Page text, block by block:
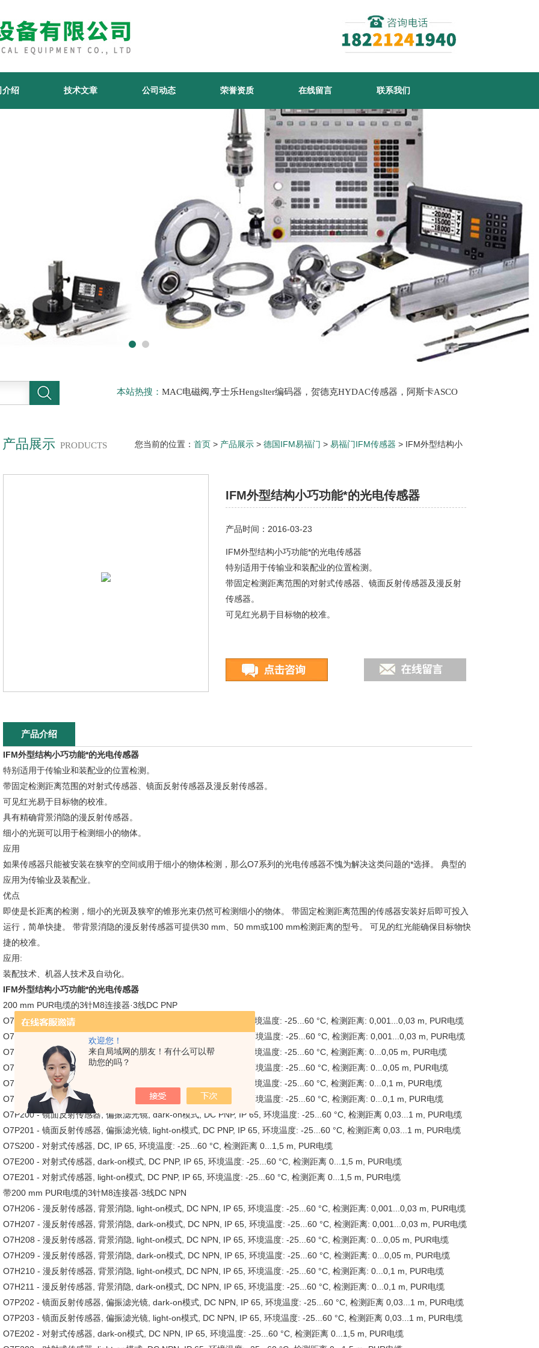
欢迎您！
来自局域网的朋友！有什么可以帮
助您的吗？
介绍 技术文章 公司动态 荣誉资质 在线留言 联系我们
本站热搜： MAC电磁阀,亨士乐Hengslter编码器，贺德克HYDAC传感器，阿斯卡ASCO
产品展示 PRODUCTS 您当前的位置： 首页 > 产品展示 > 德国IFM易福门 > 易福门IFM传感器 > IFM外型结构小
IFM外型结构小巧功能*的光电传感器
产品时间：2016-03-23
IFM外型结构小巧功能*的光电传感器
特别适用于传输业和装配业的位置检测。
带固定检测距离范围的对射式传感器、镜面反射传感器及漫反射
传感器。
可见红光易于目标物的校准。
产品介绍
IFM外型结构小巧功能*的光电传感器
特别适用于传输业和装配业的位置检测。
带固定检测距离范围的对射式传感器、镜面反射传感器及漫反射传感器。
可见红光易于目标物的校准。
具有精确背景消隐的漫反射传感器。
细小的光斑可以用于检测细小的物体。
应用
如果传感器只能被安装在狭窄的空间或用于细小的物体检测，那么O7系列的光电传感器不愧为解决这类问题的*选择。 典型的
应用为传输业及装配业。
优点
即使是长距离的检测，细小的光斑及狭窄的锥形光束仍然可检测细小的物体。 带固定检测距离范围的传感器安装好后即可投入
运行，简单快捷。 带背景消隐的漫反射传感器可提供30 mm、50 mm或100 mm检测距离的型号。 可见的红光能确保目标物快
捷的校准。
应用:
装配技术、机器人技术及自动化。
IFM外型结构小巧功能*的光电传感器
200 mm PUR电缆的3针M8连接器·3线DC PNP
O7H200 - 漫反射传感器, 背景消隐, light-on模式, DC PNP, IP 65, 环境温度: -25...60 °C, 检测距离: 0,001...0,03 m, PUR电缆
O7H201 - 漫反射传感器, 背景消隐, dark-on模式, DC PNP, IP 65, 环境温度: -25...60 °C, 检测距离: 0,001...0,03 m, PUR电缆
O7H202 - 漫反射传感器, 背景消隐, light-on模式, DC PNP, IP 65, 环境温度: -25...60 °C, 检测距离: 0...0,05 m, PUR电缆
O7H203 - 漫反射传感器, 背景消隐, dark-on模式, DC PNP, IP 65, 环境温度: -25...60 °C, 检测距离: 0...0,05 m, PUR电缆
O7H204 - 漫反射传感器, 背景消隐, light-on模式, DC PNP, IP 65, 环境温度: -25...60 °C, 检测距离: 0...0,1 m, PUR电缆
O7H205 - 漫反射传感器, 背景消隐, dark-on模式, DC PNP, IP 65, 环境温度: -25...60 °C, 检测距离: 0...0,1 m, PUR电缆
O7P200 - 镜面反射传感器, 偏振滤光镜, dark-on模式, DC PNP, IP 65, 环境温度: -25...60 °C, 检测距离 0,03...1 m, PUR电缆
O7P201 - 镜面反射传感器, 偏振滤光镜, light-on模式, DC PNP, IP 65, 环境温度: -25...60 °C, 检测距离 0,03...1 m, PUR电缆
O7S200 - 对射式传感器, DC, IP 65, 环境温度: -25...60 °C, 检测距离 0...1,5 m, PUR电缆
O7E200 - 对射式传感器, dark-on模式, DC PNP, IP 65, 环境温度: -25...60 °C, 检测距离 0...1,5 m, PUR电缆
O7E201 - 对射式传感器, light-on模式, DC PNP, IP 65, 环境温度: -25...60 °C, 检测距离 0...1,5 m, PUR电缆
带200 mm PUR电缆的3针M8连接器·3线DC NPN
O7H206 - 漫反射传感器, 背景消隐, light-on模式, DC NPN, IP 65, 环境温度: -25...60 °C, 检测距离: 0,001...0,03 m, PUR电缆
O7H207 - 漫反射传感器, 背景消隐, dark-on模式, DC NPN, IP 65, 环境温度: -25...60 °C, 检测距离: 0,001...0,03 m, PUR电缆
O7H208 - 漫反射传感器, 背景消隐, light-on模式, DC NPN, IP 65, 环境温度: -25...60 °C, 检测距离: 0...0,05 m, PUR电缆
O7H209 - 漫反射传感器, 背景消隐, dark-on模式, DC NPN, IP 65, 环境温度: -25...60 °C, 检测距离: 0...0,05 m, PUR电缆
O7H210 - 漫反射传感器, 背景消隐, light-on模式, DC NPN, IP 65, 环境温度: -25...60 °C, 检测距离: 0...0,1 m, PUR电缆
O7H211 - 漫反射传感器, 背景消隐, dark-on模式, DC NPN, IP 65, 环境温度: -25...60 °C, 检测距离: 0...0,1 m, PUR电缆
O7P202 - 镜面反射传感器, 偏振滤光镜, dark-on模式, DC NPN, IP 65, 环境温度: -25...60 °C, 检测距离 0,03...1 m, PUR电缆
O7P203 - 镜面反射传感器, 偏振滤光镜, light-on模式, DC NPN, IP 65, 环境温度: -25...60 °C, 检测距离 0,03...1 m, PUR电缆
O7E202 - 对射式传感器, dark-on模式, DC NPN, IP 65, 环境温度: -25...60 °C, 检测距离 0...1,5 m, PUR电缆